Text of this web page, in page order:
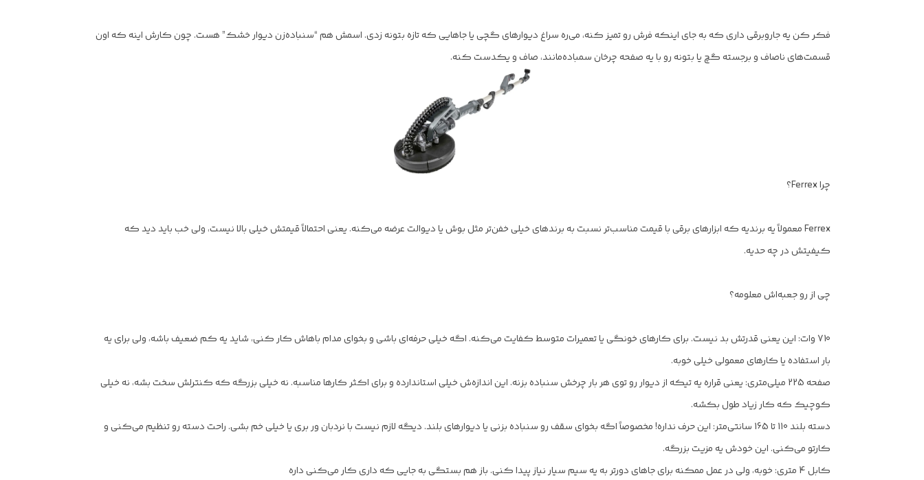
فکر کن یه جاروبرقی داری که به جای اینکه فرش رو تمیز کنه، می‌ره سراغ دیوارهای گچی یا جاهایی که تازه بتونه زدی. اسمش هم “سنباده‌زن دیوار خشک” هست. چون کارش اینه که اون
قسمت‌های ناصاف و برجسته گچ یا بتونه رو با یه صفحه چرخان سمباده‌مانند، صاف و یکدست کنه.
چرا Ferrex؟
Ferrex معمولاً یه برندیه که ابزارهای برقی با قیمت مناسب‌تر نسبت به برندهای خیلی خفن‌تر مثل بوش یا دیوالت عرضه می‌کنه. یعنی احتمالاً قیمتش خیلی بالا نیست، ولی خب باید دید که
کیفیتش در چه حدیه.
چی از رو جعبه‌اش معلومه؟
710 وات: این یعنی قدرتش بد نیست. برای کارهای خونگی یا تعمیرات متوسط کفایت می‌کنه. اگه خیلی حرفه‌ای باشی و بخوای مدام باهاش کار کنی، شاید یه کم ضعیف باشه، ولی برای یه
بار استفاده یا کارهای معمولی خیلی خوبه.
صفحه 225 میلی‌متری: یعنی قراره یه تیکه از دیوار رو توی هر بار چرخش سنباده بزنه. این اندازه‌ش خیلی استاندارده و برای اکثر کارها مناسبه. نه خیلی بزرگه که کنترلش سخت بشه، نه خیلی
کوچیک که کار زیاد طول بکشه.
دسته بلند 110 تا 165 سانتی‌متر: این حرف نداره! مخصوصاً اگه بخوای سقف رو سنباده بزنی یا دیوارهای بلند. دیگه لازم نیست با نردبان ور بری یا خیلی خم بشی. راحت دسته رو تنظیم می‌کنی و
کارتو می‌کنی. این خودش یه مزیت بزرگه.
کابل 4 متری: خوبه، ولی در عمل ممکنه برای جاهای دورتر به یه سیم سیار نیاز پیدا کنی. باز هم بستگی به جایی که داری کار می‌کنی داره